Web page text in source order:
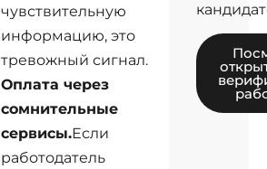
чувствительную
информацию, это
тревожный сигнал.
Оплата через
сомнительные
сервисы.Если
работодатель